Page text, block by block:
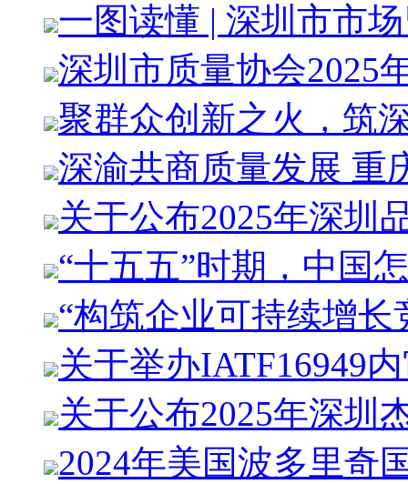
一图读懂 | 深圳市市
深圳市质量协会2025
聚群众创新之火，筑
深渝共商质量发展 重
关于公布2025年深圳
“十五五”时期，中国
“构筑企业可持续增长
关于举办IATF16949
关于公布2025年深圳
2024年美国波多里奇